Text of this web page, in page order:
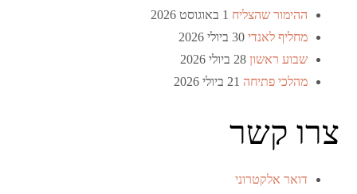
ההימור שהצליח 1 באוגוסט 2026
מחליף לאנדי 30 ביולי 2026
שבוע ראשון 28 ביולי 2026
מהלכי פתיחה 21 ביולי 2026
צרו קשר
דואר אלקטרוני